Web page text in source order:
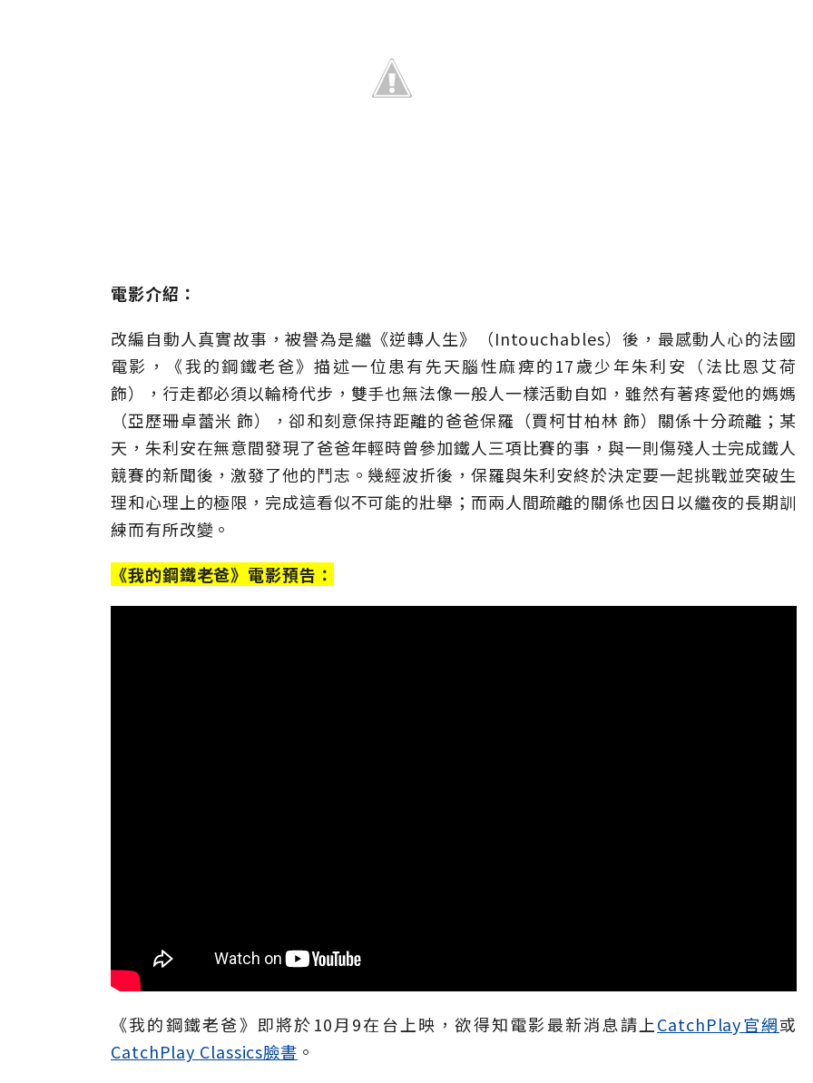
電影介紹：
改編自動人真實故事，被譽為是繼《逆轉人生》（Intouchables）後，最感動人心的法國
電影，《我的鋼鐵老爸》描述一位患有先天腦性麻痺的17歲少年朱利安（法比恩艾荷
飾），行走都必須以輪椅代步，雙手也無法像一般人一樣活動自如，雖然有著疼愛他的媽媽
（亞歷珊卓蕾米 飾），卻和刻意保持距離的爸爸保羅（賈柯甘柏林 飾）關係十分疏離；某
天，朱利安在無意間發現了爸爸年輕時曾參加鐵人三項比賽的事，與一則傷殘人士完成鐵人
競賽的新聞後，激發了他的鬥志。幾經波折後，保羅與朱利安終於決定要一起挑戰並突破生
理和心理上的極限，完成這看似不可能的壯舉；而兩人間疏離的關係也因日以繼夜的長期訓
練而有所改變。
《我的鋼鐵老爸》電影預告：
《我的鋼鐵老爸》即將於10月9在台上映，欲得知電影最新消息請上CatchPlay官網或
CatchPlay Classics臉書 。